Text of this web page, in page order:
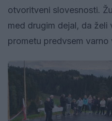
otvoritveni slovesnosti.
med drugim dejal, da želi
prometu predvsem varno